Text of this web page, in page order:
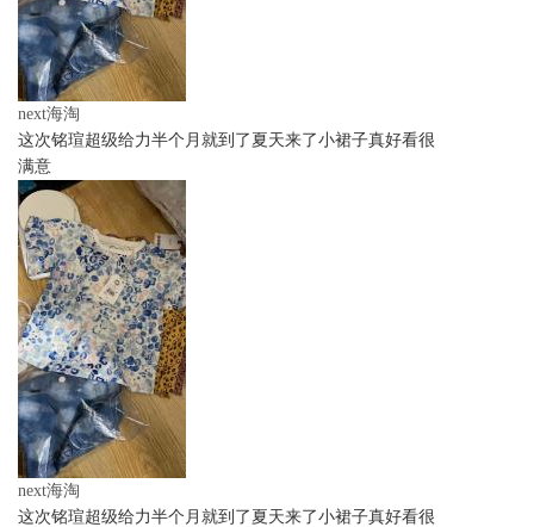
next海淘
这次铭瑄超级给力半个月就到了夏天来了小裙子真好看很
满意
next海淘
这次铭瑄超级给力半个月就到了夏天来了小裙子真好看很